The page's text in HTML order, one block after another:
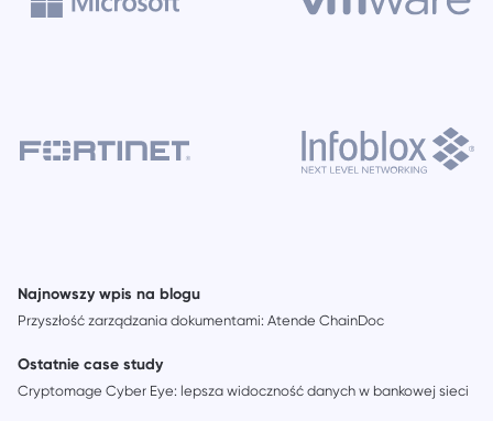
Najnowszy wpis na blogu
Przyszłość zarządzania dokumentami: Atende ChainDoc
Ostatnie case study
Cryptomage Cyber Eye: lepsza widoczność danych w bankowej sieci